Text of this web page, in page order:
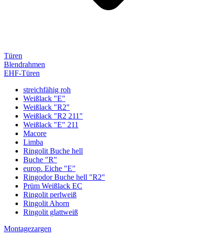
Türen
Blendrahmen
EHF-Türen
streichfähig roh
Weißlack "E"
Weißlack "R2"
Weißlack "R2 211"
Weißlack "E" 211
Macore
Limba
Ringolit Buche hell
Buche "R"
europ. Eiche "E"
Ringodor Buche hell "R2"
Prüm Weißlack EC
Ringolit perlweiß
Ringolit Ahorn
Ringolit glattweiß
Montagezargen